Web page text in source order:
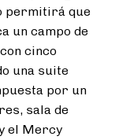
permitirá que
un campo de
cinco
una suite
por un
sala de
el Mercy